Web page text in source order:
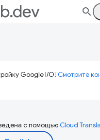
Google I/O! Смотрите
с помощьюCloud